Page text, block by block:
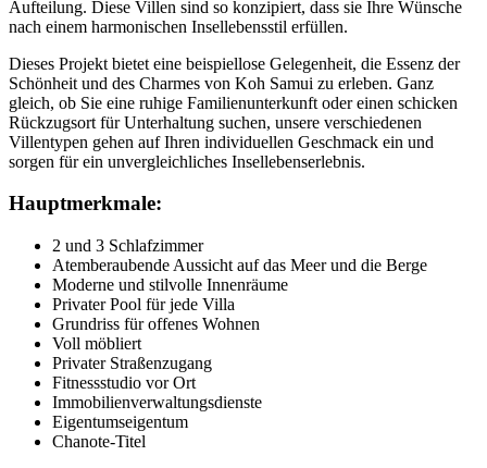
Aufteilung. Diese Villen sind so konzipiert, dass sie Ihre Wünsche
nach einem harmonischen Insellebensstil erfüllen.
Dieses Projekt bietet eine beispiellose Gelegenheit, die Essenz der
Schönheit und des Charmes von Koh Samui zu erleben. Ganz
gleich, ob Sie eine ruhige Familienunterkunft oder einen schicken
Rückzugsort für Unterhaltung suchen, unsere verschiedenen
Villentypen gehen auf Ihren individuellen Geschmack ein und
sorgen für ein unvergleichliches Insellebenserlebnis.
Hauptmerkmale:
2 und 3 Schlafzimmer
Atemberaubende Aussicht auf das Meer und die Berge
Moderne und stilvolle Innenräume
Privater Pool für jede Villa
Grundriss für offenes Wohnen
Voll möbliert
Privater Straßenzugang
Fitnessstudio vor Ort
Immobilienverwaltungsdienste
Eigentumseigentum
Chanote-Titel